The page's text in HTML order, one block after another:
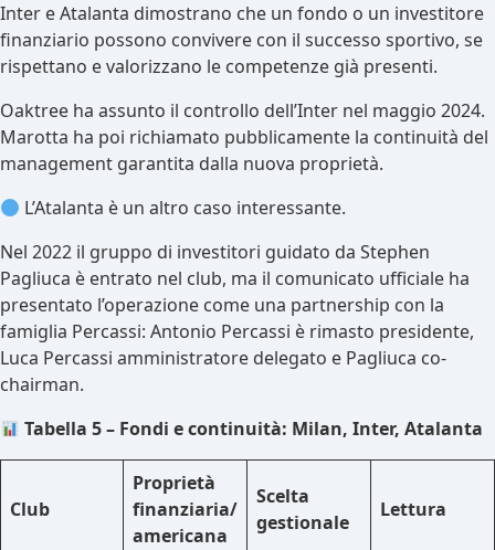
Inter e Atalanta dimostrano che un fondo o un investitore
finanziario possono convivere con il successo sportivo, se
rispettano e valorizzano le competenze già presenti.
Oaktree ha assunto il controllo dell’Inter nel maggio 2024.
Marotta ha poi richiamato pubblicamente la continuità del
management garantita dalla nuova proprietà.
L’Atalanta è un altro caso interessante.
Nel 2022 il gruppo di investitori guidato da Stephen
Pagliuca è entrato nel club, ma il comunicato ufficiale ha
presentato l’operazione come una partnership con la
famiglia Percassi: Antonio Percassi è rimasto presidente,
Luca Percassi amministratore delegato e Pagliuca co-
chairman.
Tabella 5 – Fondi e continuità: Milan, Inter, Atalanta
Club
Proprietà
finanziaria/
americana
Scelta
gestionale
Lettura